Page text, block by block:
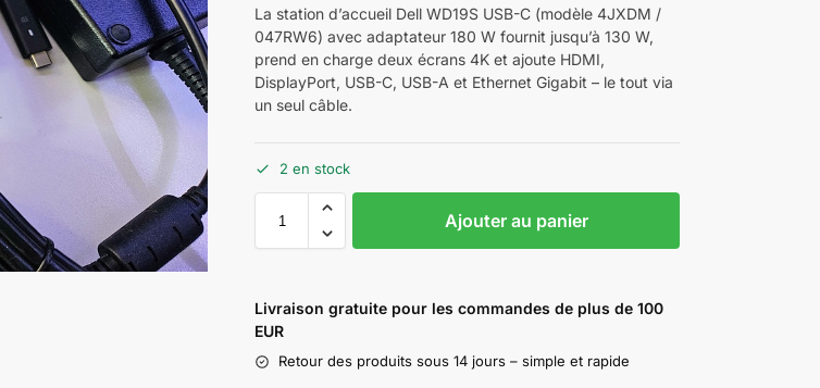
La station d’accueil Dell WD19S USB-C (modèle 4JXDM /
047RW6) avec adaptateur 180 W fournit jusqu’à 130 W,
prend en charge deux écrans 4K et ajoute HDMI,
DisplayPort, USB-C, USB-A et Ethernet Gigabit – le tout via
un seul câble.
2 en stock
Ajouter au panier
Livraison gratuite pour les commandes de plus de 100
EUR
Retour des produits sous 14 jours – simple et rapide